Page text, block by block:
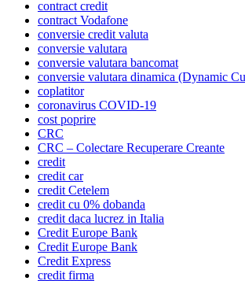
contract credit
contract Vodafone
conversie credit valuta
conversie valutara
conversie valutara bancomat
conversie valutara dinamica (Dynamic
coplatitor
coronavirus COVID-19
cost poprire
CRC
CRC – Colectare Recuperare Creante
credit
credit car
credit Cetelem
credit cu 0% dobanda
credit daca lucrez in Italia
Credit Europe Bank
Credit Europe Bank
Credit Express
credit firma